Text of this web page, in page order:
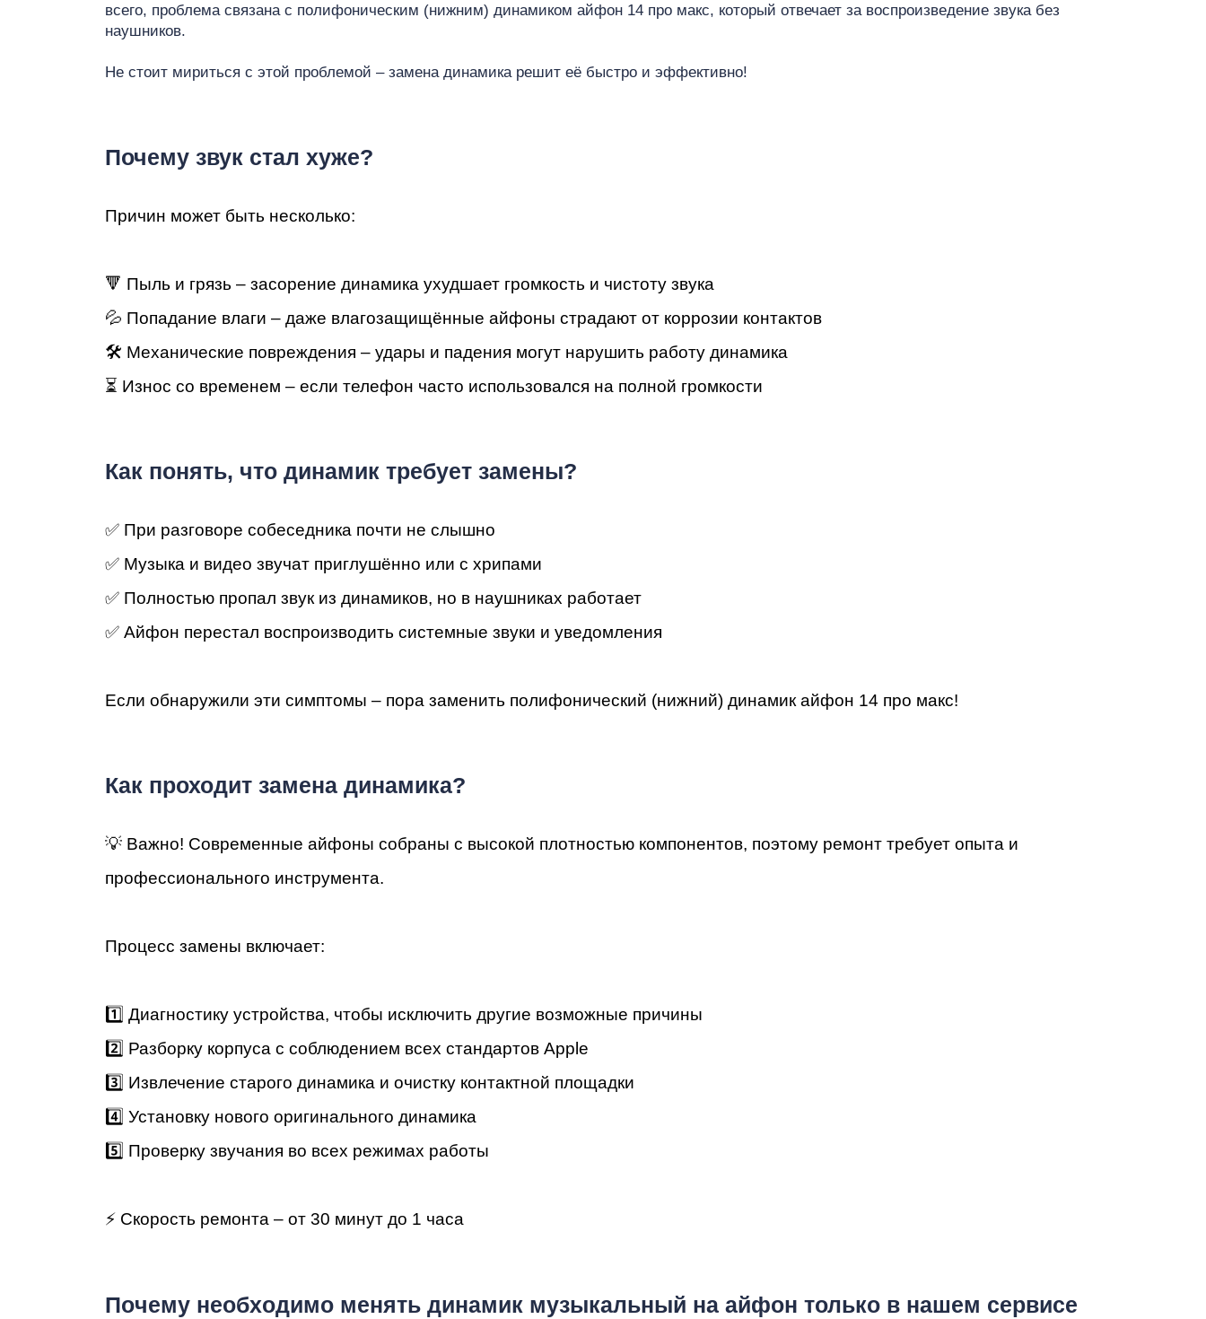
iPad
Ремонт
MacBook
Ремонт
iMac
всего, проблема связана с полифоническим (нижним) динамиком айфон 14 про макс, который отвечает за воспроизведение звука без
наушников.
Не стоит мириться с этой проблемой – замена динамика решит её быстро и эффективно!
Почему звук стал хуже?
Причин может быть несколько:
🔻 Пыль и грязь – засорение динамика ухудшает громкость и чистоту звука
💦 Попадание влаги – даже влагозащищённые айфоны страдают от коррозии контактов
🛠 Механические повреждения – удары и падения могут нарушить работу динамика
⏳ Износ со временем – если телефон часто использовался на полной громкости
Как понять, что динамик требует замены?
✅ При разговоре собеседника почти не слышно
✅ Музыка и видео звучат приглушённо или с хрипами
✅ Полностью пропал звук из динамиков, но в наушниках работает
✅ Айфон перестал воспроизводить системные звуки и уведомления
Если обнаружили эти симптомы – пора заменить полифонический (нижний) динамик айфон 14 про макс!
Как проходит замена динамика?
💡 Важно! Современные айфоны собраны с высокой плотностью компонентов, поэтому ремонт требует опыта и
профессионального инструмента.
Процесс замены включает:
1️⃣ Диагностику устройства, чтобы исключить другие возможные причины
2️⃣ Разборку корпуса с соблюдением всех стандартов Apple
3️⃣ Извлечение старого динамика и очистку контактной площадки
4️⃣ Установку нового оригинального динамика
5️⃣ Проверку звучания во всех режимах работы
⚡ Скорость ремонта – от 30 минут до 1 часа
Пoчeму нeoбxoдимo менять динамик музыкальный на айфон только в нашем сервисе